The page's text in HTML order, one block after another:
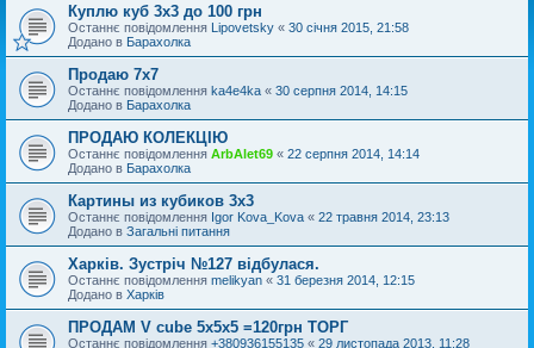
Куплю куб 3х3 до 100 грн
Останнє повідомлення Lipovetsky « 30 січня 2015, 21:58
Додано в Барахолка
Продаю 7х7
Останнє повідомлення ka4e4ka « 30 серпня 2014, 14:15
Додано в Барахолка
ПРОДАЮ КОЛЕКЦІЮ
Останнє повідомлення ArbAlet69 « 22 серпня 2014, 14:14
Додано в Барахолка
Картины из кубиков 3х3
Останнє повідомлення Igor Kova_Kova « 22 травня 2014, 23:13
Додано в Загальні питання
Харків. Зустріч №127 відбулася.
Останнє повідомлення melikyan « 31 березня 2014, 12:15
Додано в Харків
ПРОДАМ V cube 5x5x5 =120грн ТОРГ
Останнє повідомлення +380936155135 « 29 листопада 2013, 11:28